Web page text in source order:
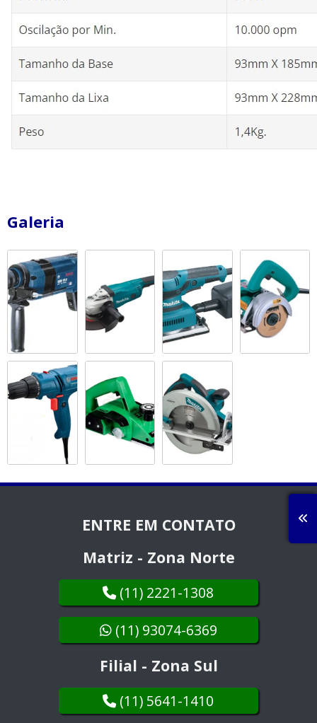
Galeria
ENTRE EM CONTATO
Matriz - Zona Norte
(11) 2221-1308
(11) 93074-6369
Filial - Zona Sul
(11) 5641-1410